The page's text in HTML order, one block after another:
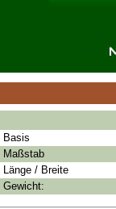
Basis
Maßstab
Länge / Breite
Gewicht: